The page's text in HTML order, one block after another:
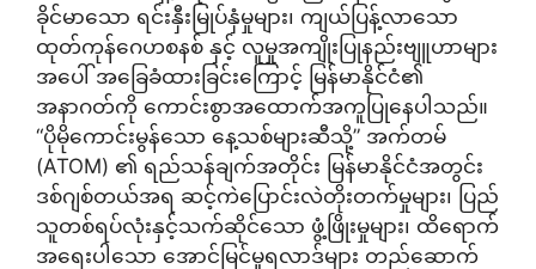
ခိုင်မာသော ရင်းနှီးမြုပ်နှံမှုများ၊ ကျယ်ပြန့်လာသော
ထုတ်ကုန်ဂေဟစနစ် နှင့် လူမှုအကျိုးပြုနည်းဗျူဟာများ
အပေါ် အခြေခံထားခြင်းကြောင့် မြန်မာနိုင်ငံ၏
အနာဂတ်ကို ကောင်းစွာအထောက်အကူပြုနေပါသည်။
“ပိုမိုကောင်းမွန်သော နေ့သစ်များဆီသို့” အက်တမ်
(ATOM) ၏ ရည်သန်ချက်အတိုင်း မြန်မာနိုင်ငံအတွင်း
ဒစ်ဂျစ်တယ်အရ ဆင့်ကဲပြောင်းလဲတိုးတက်မှုများ၊ ပြည်
သူတစ်ရပ်လုံးနှင့်သက်ဆိုင်သော ဖွံ့ဖြိုးမှုများ၊ ထိရောက်
အရေးပါသော အောင်မြင်မှုရလာဒ်များ တည်ဆောက်